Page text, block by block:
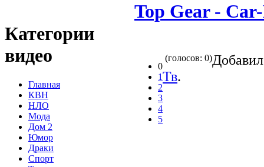
Категории
видео
Главная
КВН
НЛО
Мода
Дом 2
Юмор
Драки
Спорт
Top Gear -
0
1
2
3
4
5
(голосов: 0)
Тв.